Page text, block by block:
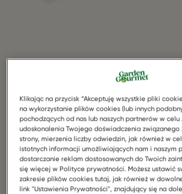
Klikając na przycisk “Akceptuję wszystkie pliki
na wykorzystanie plików cookies (lub innych
pochodzących od nas lub naszych partnerów w
udoskonalenia Twojego doświadczenia związanego
strony, mierzenia liczby odwiedzin, jak również w
istotnych informacji umożliwiających nam i naszym
dostarczanie reklam dostosowanych do Twoich
się więcej w Polityce prywatności. Możesz ustawić
zakresie plików cookies tutaj, jak również w
link "Ustawienia Prywatności", znajdujący się na